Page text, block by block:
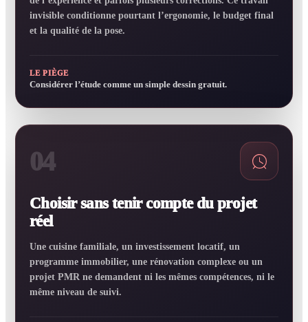
invisible conditionne pourtant l’ergonomie, le budget final
et la qualité de la pose.
LE PIÈGE
Considérer l’étude comme un simple dessin gratuit.
04
Choisir sans tenir compte du projet
réel
Une cuisine familiale, un investissement locatif, un
programme immobilier, une rénovation complexe ou un
projet PMR ne demandent ni les mêmes compétences, ni le
même niveau de suivi.